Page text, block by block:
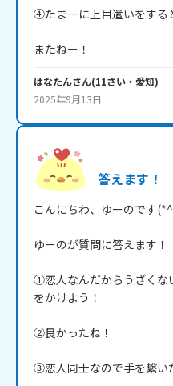
④たまーに上目遣いをする
またねー！
はなたんさん(11さい・ 愛知)
2025年9月13日
答えます！
こんにちわ、ゆーのです
ゆーのが質問に答えます！
①恋人なんだからうざくな
をかけよう！
②良かったね！
③恋人同士なので手を繋い